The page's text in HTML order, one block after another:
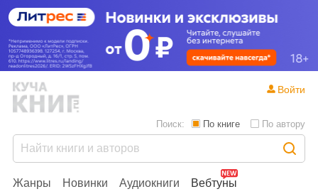
Жанры Новинки Аудиокниги
Вебтуны
Поиск: По книге По автору
Войти